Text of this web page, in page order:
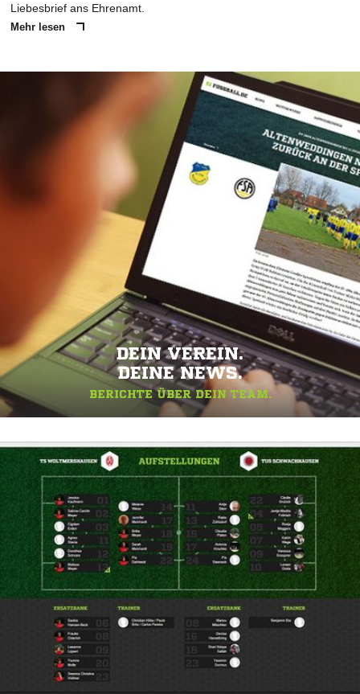
Liebesbrief ans Ehrenamt.
Mehr lesen
DEIN VEREIN.
DEINE NEWS.
BERICHTE ÜBER DEIN TEAM.